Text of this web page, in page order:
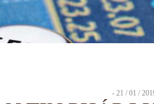
- 21 / 01 /